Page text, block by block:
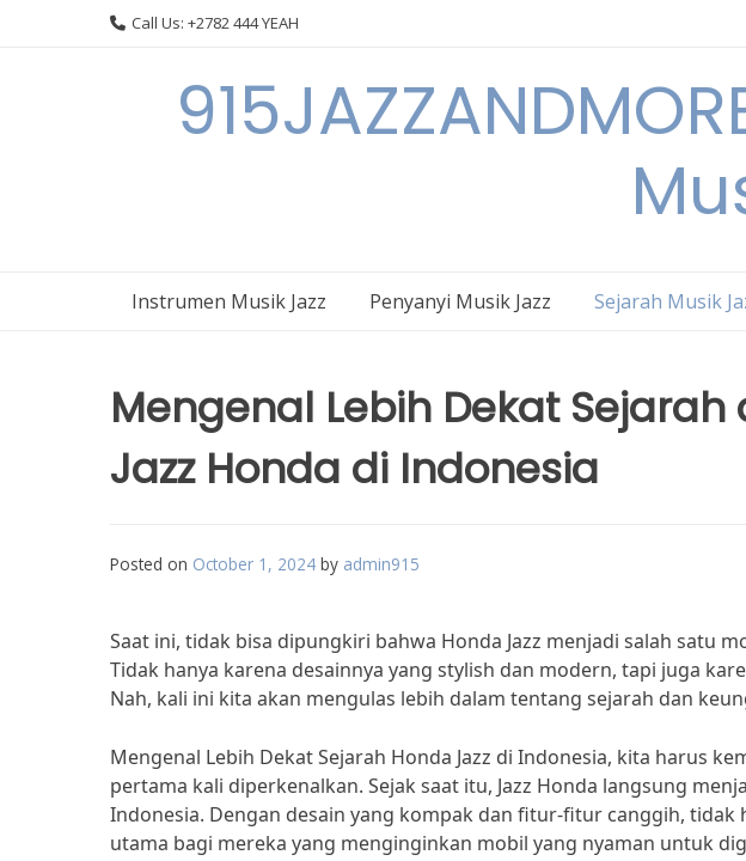
Call Us: +2782 444 YEAH
Instrumen Musik Jazz Penyanyi Musik Jazz Sejarah Musik
Mengenal Lebih Dekat
Jazz Honda di Indonesia
Posted on October 1, 2024 by admin915
Saat ini, tidak bisa dipungkiri bahwa Honda Jazz menjadi salah satu
Tidak hanya karena desainnya yang stylish dan modern, tapi juga
Nah, kali ini kita akan mengulas lebih dalam tentang sejarah dan
Mengenal Lebih Dekat Sejarah Honda Jazz di Indonesia, kita harus
pertama kali diperkenalkan. Sejak saat itu, Jazz Honda langsung
Indonesia. Dengan desain yang kompak dan fitur-fitur canggih, tidak
utama bagi mereka yang menginginkan mobil yang nyaman untuk